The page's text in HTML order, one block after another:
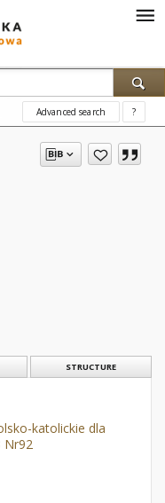
Advanced search ?
STRUCTURE
katolickie dla
Nr92